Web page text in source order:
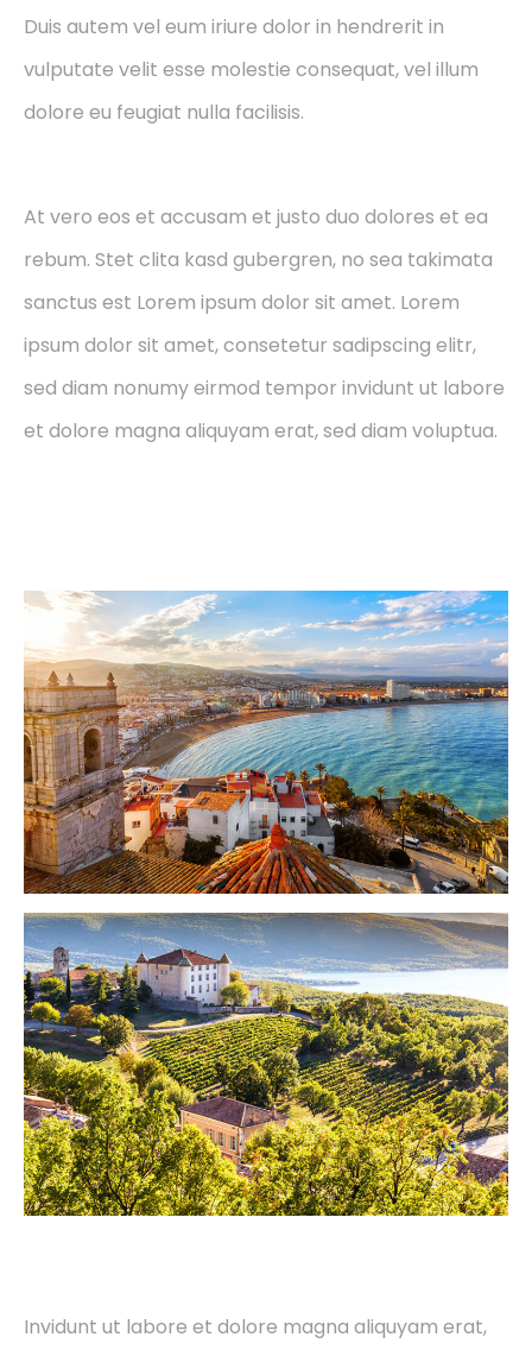
Duis autem vel eum iriure dolor in hendrerit in
vulputate velit esse molestie consequat, vel illum
dolore eu feugiat nulla facilisis.
At vero eos et accusam et justo duo dolores et ea
rebum. Stet clita kasd gubergren, no sea takimata
sanctus est Lorem ipsum dolor sit amet. Lorem
ipsum dolor sit amet, consetetur sadipscing elitr,
sed diam nonumy eirmod tempor invidunt ut labore
et dolore magna aliquyam erat, sed diam voluptua.
Invidunt ut labore et dolore magna aliquyam erat,